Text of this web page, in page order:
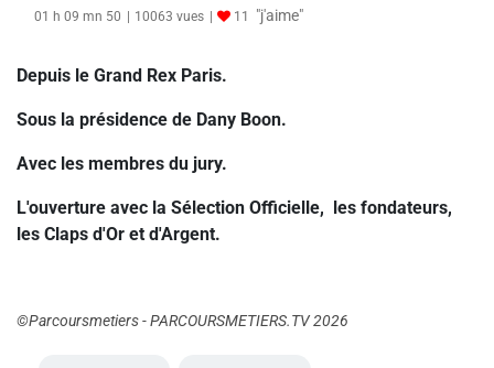
01 h 09 mn 50 10063 vues 11 "j'aime"
Depuis le Grand Rex Paris.
Sous la présidence de Dany Boon.
Avec les membres du jury.
L'ouverture avec la Sélection Officielle, les fondateurs,
les Claps d'Or et d'Argent.
©Parcoursmetiers - PARCOURSMETIERS.TV 2026